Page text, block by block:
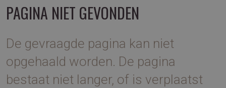
PAGINA NIET GEVONDEN
De gevraagde pagina kan niet
opgehaald worden. De pagina
bestaat niet langer, of is verplaatst